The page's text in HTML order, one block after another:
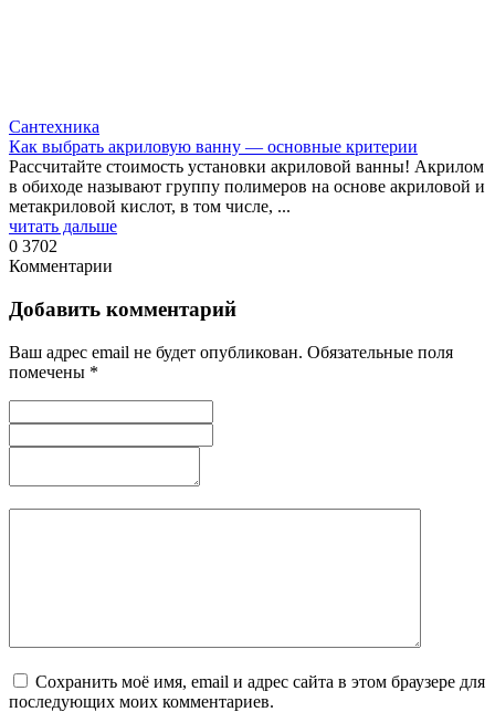
Сантехника
Как выбрать акриловую ванну — основные критерии
Рассчитайте стоимость установки акриловой ванны! Акрилом
в обиходе называют группу полимеров на основе акриловой и
метакриловой кислот, в том числе, ...
читать дальше
0 3702
Комментарии
Добавить комментарий
Ваш адрес email не будет опубликован. Обязательные поля
помечены *
Сохранить моё имя, email и адрес сайта в этом браузере для
последующих моих комментариев.